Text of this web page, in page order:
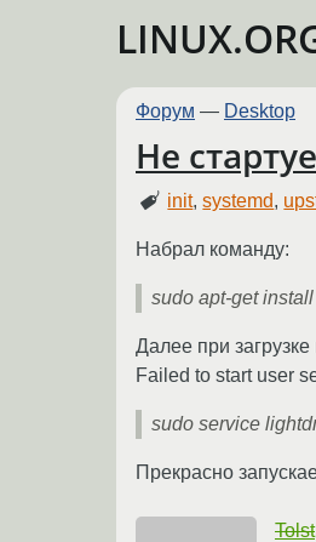
Форум — Desktop
Не
init,systemd,
Набрал команду:
sudo apt-get
Далее при
Failed to start user
sudo service
Прекрасно
Tolst